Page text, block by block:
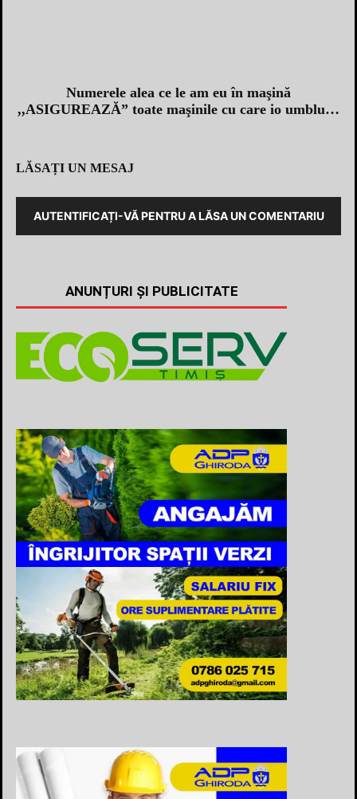
Numerele alea ce le am eu în maşină
,,ASIGUREAZĂ” toate maşinile cu care io umblu…
LĂSAȚI UN MESAJ
AUTENTIFICAȚI-VĂ PENTRU A LĂSA UN COMENTARIU
ANUNȚURI ȘI PUBLICITATE